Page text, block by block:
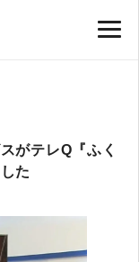
がテレQ『ふく
た